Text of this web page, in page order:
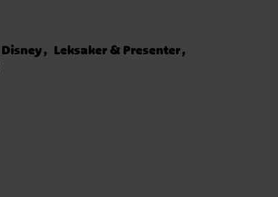
Disney
Leksaker & Presenter